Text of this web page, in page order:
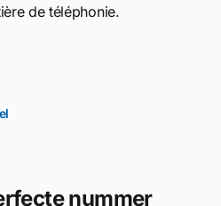
de téléphonie.
nummer